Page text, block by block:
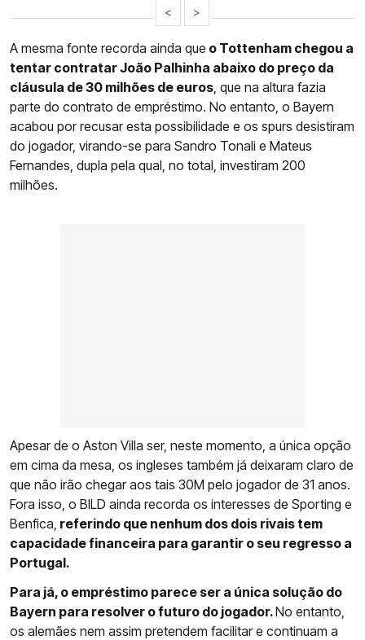
< >
A mesma fonte recorda ainda que o Tottenham chegou a
tentar contratar João Palhinha abaixo do preço da
cláusula de 30 milhões de euros , que na altura fazia
parte do contrato de empréstimo. No entanto, o Bayern
acabou por recusar esta possibilidade e os spurs desistiram
do jogador, virando-se para Sandro Tonali e Mateus
Fernandes, dupla pela qual, no total, investiram 200
milhões.
Apesar de o Aston Villa ser, neste momento, a única opção
em cima da mesa, os ingleses também já deixaram claro de
que não irão chegar aos tais 30M pelo jogador de 31 anos.
Fora isso, o BILD ainda recorda os interesses de Sporting e
Benfica, referindo que nenhum dos dois rivais tem
capacidade financeira para garantir o seu regresso a
Portugal.
Para já, o empréstimo parece ser a única solução do
Bayern para resolver o futuro do jogador.No entanto,
os alemães nem assim pretendem facilitar e continuam a